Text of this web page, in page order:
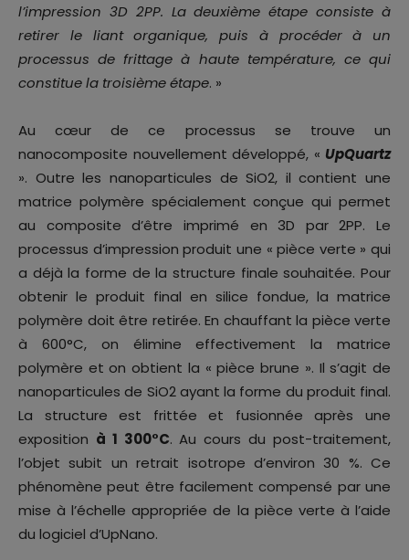
l’impression 3D 2PP. La deuxième étape consiste à
retirer le liant organique, puis à procéder à un
processus de frittage à haute température, ce qui
constitue la troisième étape. »
Au cœur de ce processus se trouve un
nanocomposite nouvellement développé, « UpQuartz
». Outre les nanoparticules de SiO2, il contient une
matrice polymère spécialement conçue qui permet
au composite d’être imprimé en 3D par 2PP. Le
processus d’impression produit une « pièce verte » qui
a déjà la forme de la structure finale souhaitée. Pour
obtenir le produit final en silice fondue, la matrice
polymère doit être retirée. En chauffant la pièce verte
à 600°C, on élimine effectivement la matrice
polymère et on obtient la « pièce brune ». Il s’agit de
nanoparticules de SiO2 ayant la forme du produit final.
La structure est frittée et fusionnée après une
exposition à 1 300°C. Au cours du post-traitement,
l’objet subit un retrait isotrope d’environ 30 %. Ce
phénomène peut être facilement compensé par une
mise à l’échelle appropriée de la pièce verte à l’aide
du logiciel d’UpNano.